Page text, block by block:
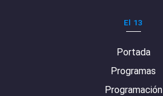
El 13
Portada
Programas
Programación